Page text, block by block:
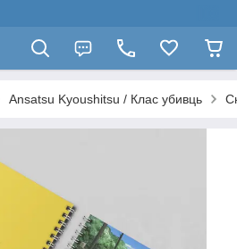
Ansatsu Kyoushitsu / Клас убивць